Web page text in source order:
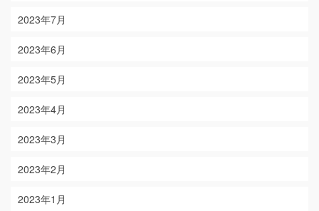
2023年7月
2023年6月
2023年5月
2023年4月
2023年3月
2023年2月
2023年1月